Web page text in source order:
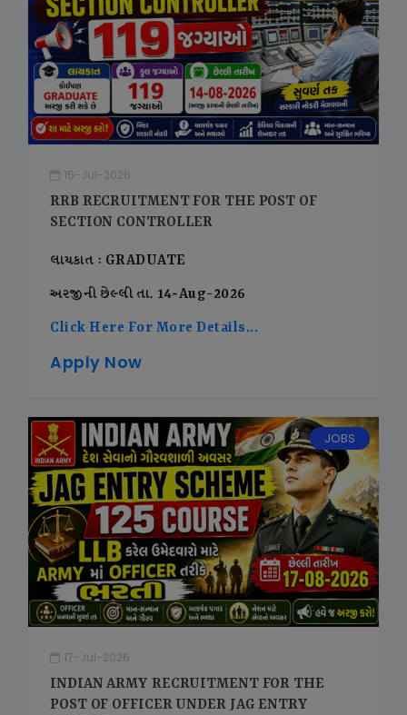
15-Jul-2026
RRB RECRUITMENT FOR THE POST OF
SECTION CONTROLLER
લાયકાત : GRADUATE
અરજીની છેલ્લી તા. 14-Aug-2026
Click Here For More Details...
Apply Now
JOBS
17-Jul-2026
INDIAN ARMY RECRUITMENT FOR THE
POST OF OFFICER UNDER JAG ENTRY